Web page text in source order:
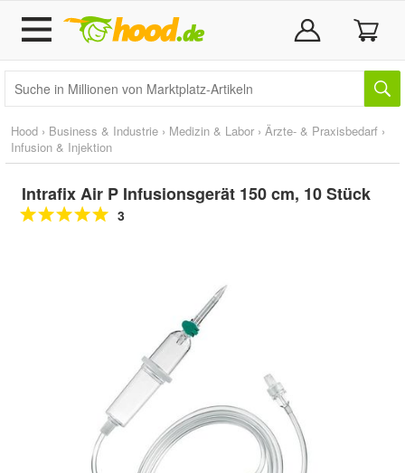
Hood › Business & Industrie › Medizin & Labor › Ärzte- & Praxisbedarf ›
Infusion & Injektion
Intrafix Air P Infusionsgerät 150 cm, 10 Stück
3